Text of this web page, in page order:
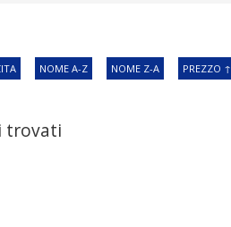
NOME A-Z NOME Z-A PREZZO ↑
trovati